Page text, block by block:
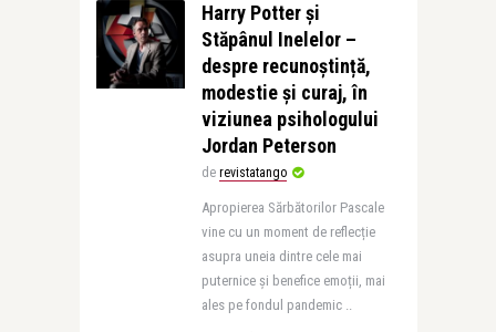
Harry Potter și
Stăpânul Inelelor –
despre recunoștință,
modestie și curaj, în
viziunea psihologului
Jordan Peterson
de revistatango
Apropierea Sărbătorilor Pascale
vine cu un moment de reflecție
asupra uneia dintre cele mai
puternice și benefice emoții, mai
ales pe fondul pandemic ..